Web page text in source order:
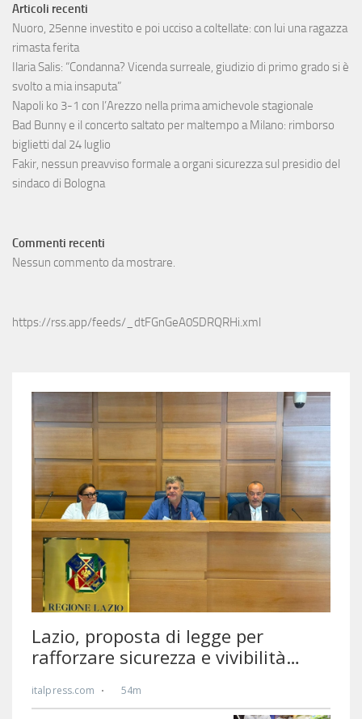
Articoli recenti
Nuoro, 25enne investito e poi ucciso a coltellate: con lui una ragazza
rimasta ferita
Ilaria Salis: “Condanna? Vicenda surreale, giudizio di primo grado si è
svolto a mia insaputa”
Napoli ko 3-1 con l’Arezzo nella prima amichevole stagionale
Bad Bunny e il concerto saltato per maltempo a Milano: rimborso
biglietti dal 24 luglio
Fakir, nessun preavviso formale a organi sicurezza sul presidio del
sindaco di Bologna
Commenti recenti
Nessun commento da mostrare.
https://rss.app/feeds/_dtFGnGeA0SDRQRHi.xml